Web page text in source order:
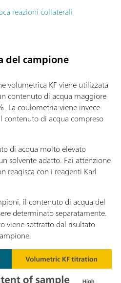
reazioni collaterali
del campione
volumetrica KF viene utilizzata
contenuto di acqua maggiore
La coulometria viene invece
di acqua compreso
di acqua molto elevato
solvente adatto. Fai attenzione
reagisca con i reagenti Karl
il contenuto di acqua del
determinato separatamente.
viene sottratto dal risultato